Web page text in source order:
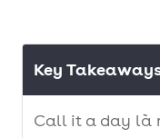
Key
Call it a day là